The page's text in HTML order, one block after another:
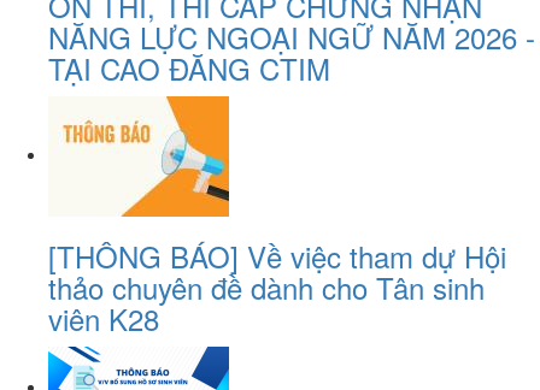
NĂNG LỰC NGOẠI NGỮ NĂM 2026 -
TẠI CAO ĐĂNG CTIM
[THÔNG BÁO] Về việc tham dự Hội
thảo chuyên đề dành cho Tân sinh
viên K28